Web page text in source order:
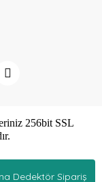
Dedektör Sipariş
256bit SSL